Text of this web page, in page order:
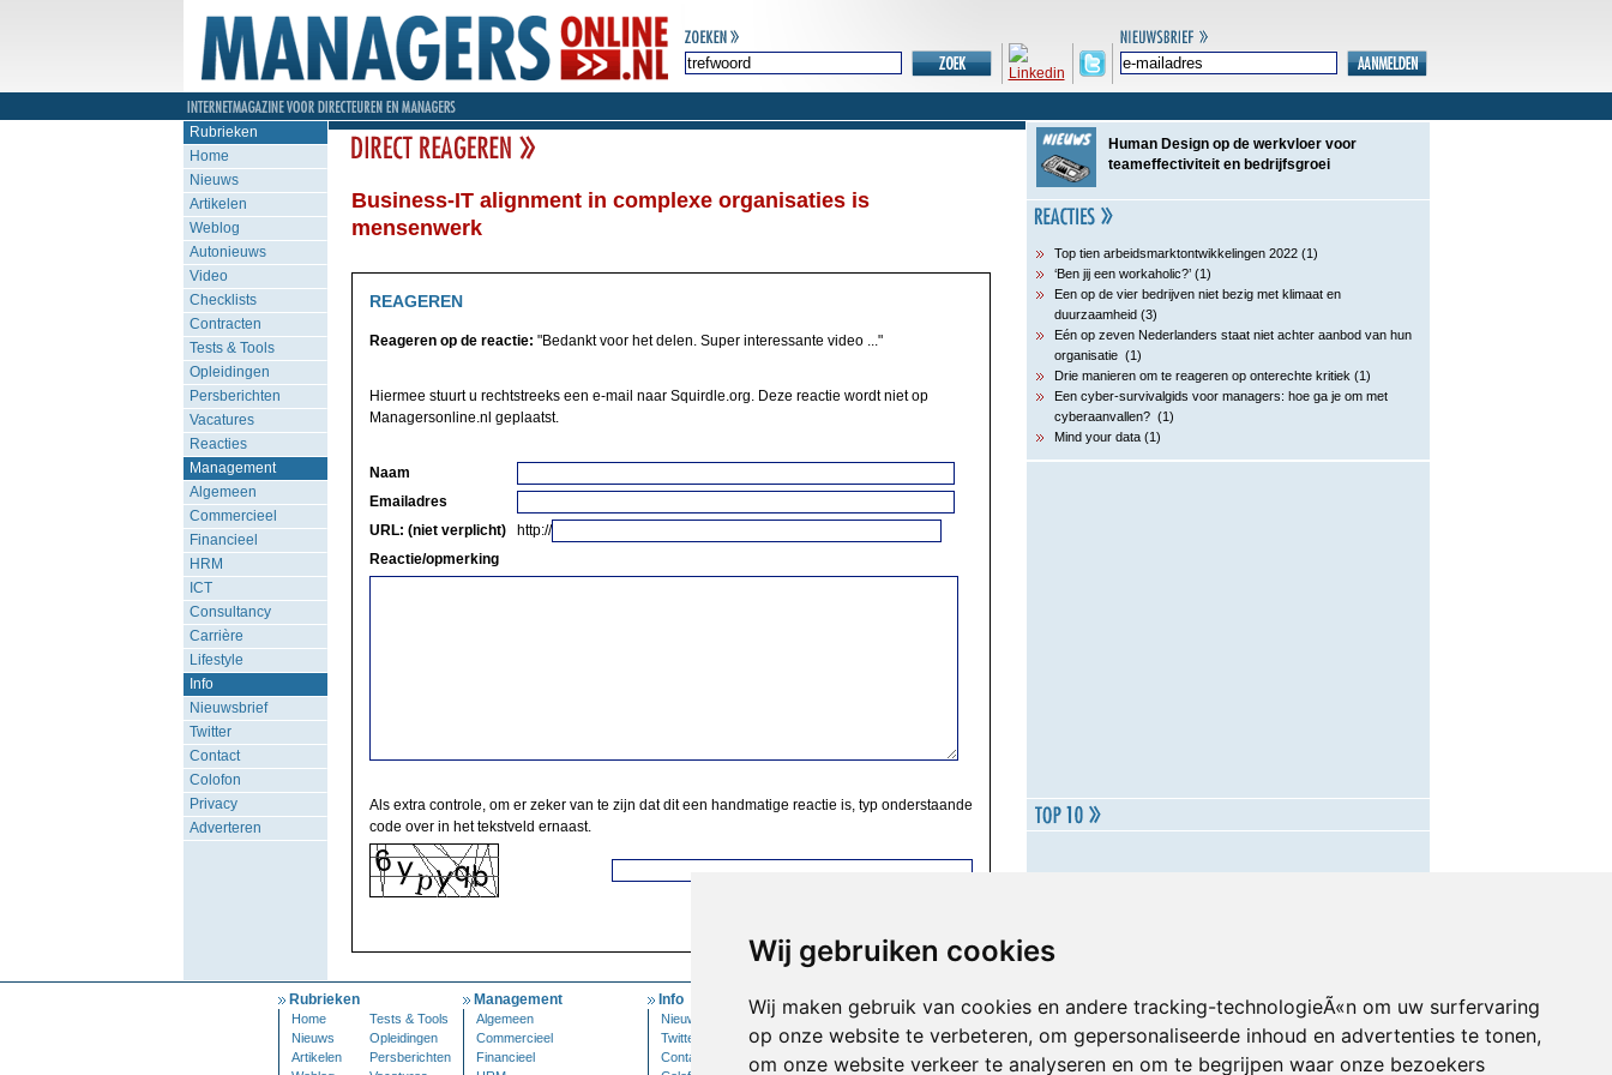
Wij gebruiken cookies
Wij maken gebruik van cookies en andere tracking-technologieÃ«n om uw surfervaring
op onze website te verbeteren, om gepersonaliseerde inhoud en advertenties te tonen,
om onze website verkeer te analyseren en om te begrijpen waar onze bezoekers
Rubrieken
Home
Nieuws
Artikelen
Weblog
Autonieuws
Video
Checklists
Contracten
Tests & Tools
Opleidingen
Persberichten
Vacatures
Reacties
Management
Algemeen
Commercieel
Financieel
HRM
ICT
Consultancy
Carrière
Lifestyle
Info
Nieuwsbrief
Twitter
Contact
Colofon
Privacy
Adverteren
Business-IT alignment in complexe organisaties is
mensenwerk
REAGEREN
Reageren op de reactie: "Bedankt voor het delen. Super interessante video ..."
Hiermee stuurt u rechtstreeks een e-mail naar Squirdle.org. Deze reactie wordt niet op
Managersonline.nl geplaatst.
Naam
Emailadres
URL: (niet verplicht)
http://
Reactie/opmerking
Als extra controle, om er zeker van te zijn dat dit een handmatige reactie is, typ onderstaande
code over in het tekstveld ernaast.
Human Design op de werkvloer voor
teameffectiviteit en bedrijfsgroei
Top tien arbeidsmarktontwikkelingen 2022 (1)
‘Ben jij een workaholic?’ (1)
Een op de vier bedrijven niet bezig met klimaat en
duurzaamheid (3)
Eén op zeven Nederlanders staat niet achter aanbod van hun
organisatie (1)
Drie manieren om te reageren op onterechte kritiek (1)
Een cyber-survivalgids voor managers: hoe ga je om met
cyberaanvallen? (1)
Mind your data (1)
Rubrieken
Home
Tests & Tools
Nieuws
Opleidingen
Artikelen
Persberichten
Management
Algemeen
Commercieel
Financieel
Info
Nieuwsbrief
Twitter
Contact
Mijn Account
Inloggen